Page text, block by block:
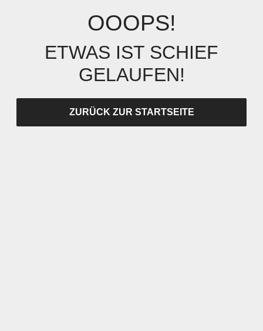
OOOPS!
ETWAS IST SCHIEF
GELAUFEN!
ZURÜCK ZUR STARTSEITE